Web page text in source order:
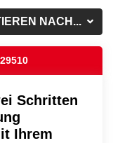
NACH...
Schritten
Ihrem